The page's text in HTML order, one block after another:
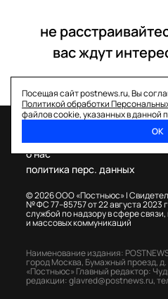
не
вас ждут
Посещая сайт postnews.ru, Вы
Политикой обработки
файлов cookie, указанных в данной
ОК
© 2026 ООО «Постньюс» |
№ ФС 77–85757 от 22 августа 2023
службой по надзору в сфере
и массовых коммуникаций
о нас
политика перс. данных
Наименование издания:
город Москва, Бумажный проезд, д.
«Постньюс» Главный редактор:
редакции:glavred@postnews.ru,